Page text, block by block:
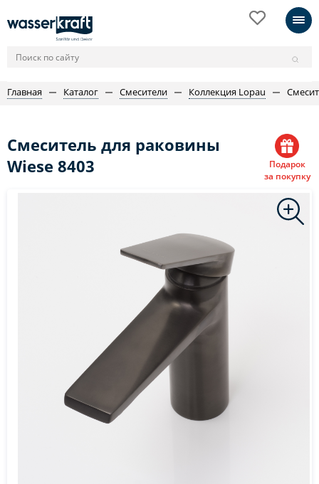
Главная Каталог Смесители Коллекция Lopau
Смеситель для раковины
Wiese 8403
Подарок
за покупку